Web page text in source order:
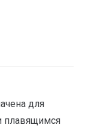
для
плавящимся